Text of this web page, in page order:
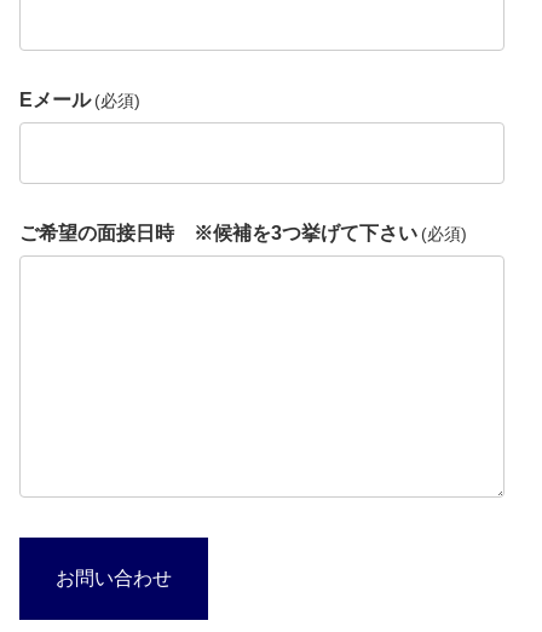
Eメール (必須)
ご希望の面接日時 ※候補を3つ挙げて下さい (必須)
お問い合わせ